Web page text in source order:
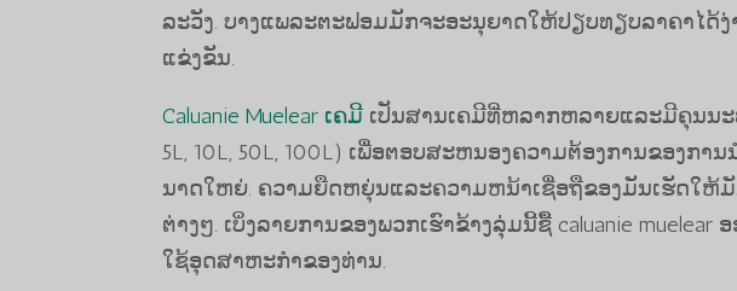
ລະວັງ. ບາງແພລະຕະຟອມມັກຈະອະນຸຍາດໃຫ້ປຽບທຽບລາຄາໄດ້
ແຂ່ງຂັນ.
Caluanie Muelear ເຄມີ ເປັນສານເຄມີທີ່ຫລາກຫລາຍແລະມີຄຸນນະ
5L, 10L, 50L, 100L) ເພື່ອຕອບສະຫນອງຄວາມຕ້ອງການຂອງ
ນາດໃຫຍ່. ຄວາມຍືດຫຍຸ່ນແລະຄວາມຫນ້າເຊື່ອຖືຂອງມັນເຮັດໃຫ້
ຕ່າງໆ. ເບິ່ງລາຍການຂອງພວກເຮົາຂ້າງລຸ່ມນີ້ຊື້ caluanie
ໃຊ້ອຸດສາຫະກໍາຂອງທ່ານ.